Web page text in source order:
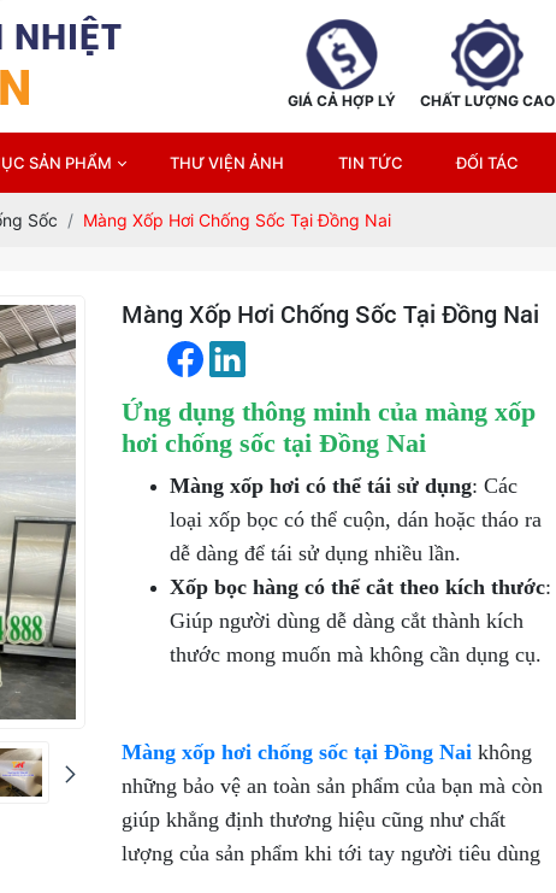
NHIỆT
GIÁ CẢ HỢP LÝ CHẤT LƯỢNG CAO
SẢN PHẨM THƯ VIỆN ẢNH TIN TỨC ĐỐI TÁC
Sốc Màng Xốp Hơi Chống Sốc Tại Đồng Nai
Màng Xốp Hơi Chống Sốc Tại Đồng Nai
Ứng dụng thông minh của màng xốp
hơi chống sốc tại Đồng Nai
Màng xốp hơi có thể tái sử dụng: Các
loại xốp bọc có thể cuộn, dán hoặc tháo ra
dễ dàng để tái sử dụng nhiều lần.
Xốp bọc hàng có thể cắt theo kích thước:
Giúp người dùng dễ dàng cắt thành kích
thước mong muốn mà không cần dụng cụ.
Màng xốp hơi chống sốc tại Đồng Nai không
những bảo vệ an toàn sản phẩm của bạn mà còn
giúp khẳng định thương hiệu cũng như chất
lượng của sản phẩm khi tới tay người tiêu dùng